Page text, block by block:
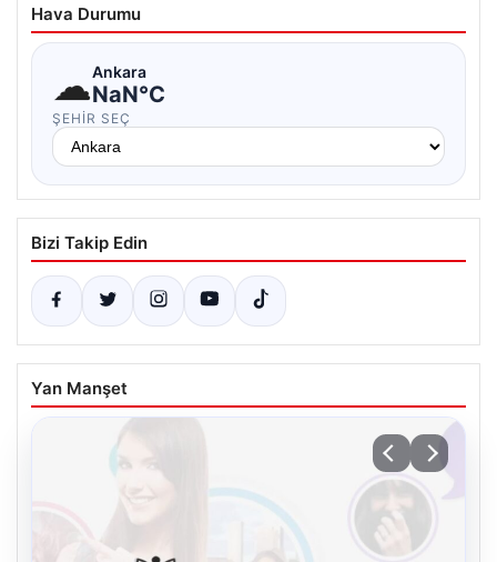
Hava Durumu
☁Ankara
NaN°C
ŞEHIR SEÇ
Bizi Takip Edin
Yan Manşet